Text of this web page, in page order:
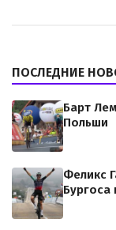
ПОСЛЕДНИЕ
Барт
Польши
Феликс
Бургоса